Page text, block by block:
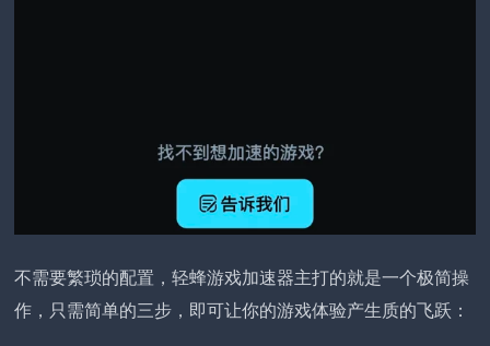
不需要繁琐的配置，轻蜂游戏加速器主打的就是一个极简操
作，只需简单的三步，即可让你的游戏体验产生质的飞跃：